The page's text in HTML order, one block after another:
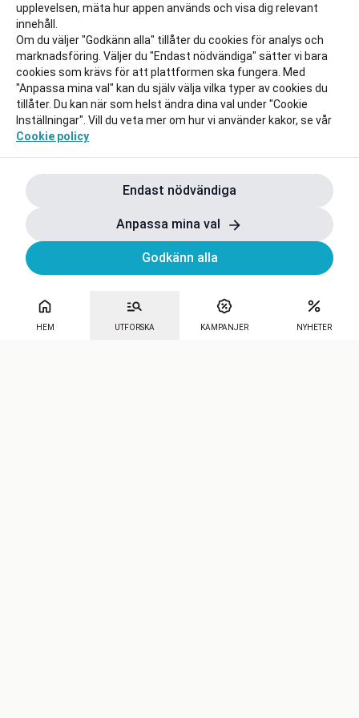
HEM UTFORSKA KAMPANJER NYHETER
upplevelsen, mäta hur appen används och visa dig relevant
innehåll.
Om du väljer "Godkänn alla" tillåter du cookies för analys och
marknadsföring. Väljer du "Endast nödvändiga" sätter vi bara
cookies som krävs för att plattformen ska fungera. Med
"Anpassa mina val" kan du själv välja vilka typer av cookies du
tillåter. Du kan när som helst ändra dina val under "Cookie
Inställningar". Vill du veta mer om hur vi använder kakor, se vår
Cookie policy
Endast nödvändiga
Anpassa mina val
Godkänn alla